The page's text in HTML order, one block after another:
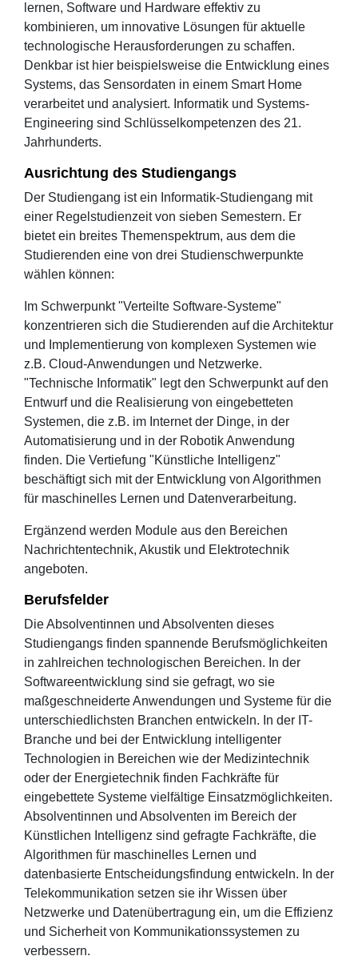
lernen, Software und Hardware effektiv zu
kombinieren, um innovative Lösungen für aktuelle
technologische Herausforderungen zu schaffen.
Denkbar ist hier beispielsweise die Entwicklung eines
Systems, das Sensordaten in einem Smart Home
verarbeitet und analysiert. Informatik und Systems-
Engineering sind Schlüsselkompetenzen des 21.
Jahrhunderts.
Ausrichtung des Studiengangs
Der Studiengang ist ein Informatik-Studiengang mit
einer Regelstudienzeit von sieben Semestern. Er
bietet ein breites Themenspektrum, aus dem die
Studierenden eine von drei Studienschwerpunkte
wählen können:
Im Schwerpunkt "Verteilte Software-Systeme"
konzentrieren sich die Studierenden auf die Architektur
und Implementierung von komplexen Systemen wie
z.B. Cloud-Anwendungen und Netzwerke.
"Technische Informatik" legt den Schwerpunkt auf den
Entwurf und die Realisierung von eingebetteten
Systemen, die z.B. im Internet der Dinge, in der
Automatisierung und in der Robotik Anwendung
finden. Die Vertiefung "Künstliche Intelligenz"
beschäftigt sich mit der Entwicklung von Algorithmen
für maschinelles Lernen und Datenverarbeitung.
Ergänzend werden Module aus den Bereichen
Nachrichtentechnik, Akustik und Elektrotechnik
angeboten.
Berufsfelder
Die Absolventinnen und Absolventen dieses
Studiengangs finden spannende Berufsmöglichkeiten
in zahlreichen technologischen Bereichen. In der
Softwareentwicklung sind sie gefragt, wo sie
maßgeschneiderte Anwendungen und Systeme für die
unterschiedlichsten Branchen entwickeln. In der IT-
Branche und bei der Entwicklung intelligenter
Technologien in Bereichen wie der Medizintechnik
oder der Energietechnik finden Fachkräfte für
eingebettete Systeme vielfältige Einsatzmöglichkeiten.
Absolventinnen und Absolventen im Bereich der
Künstlichen Intelligenz sind gefragte Fachkräfte, die
Algorithmen für maschinelles Lernen und
datenbasierte Entscheidungsfindung entwickeln. In der
Telekommunikation setzen sie ihr Wissen über
Netzwerke und Datenübertragung ein, um die Effizienz
und Sicherheit von Kommunikationssystemen zu
verbessern.